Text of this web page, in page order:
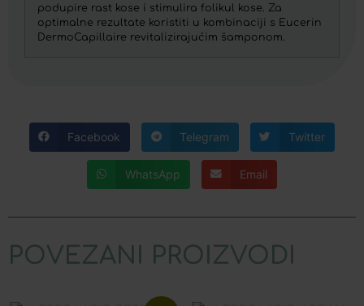
podupire rast kose i stimulira folikul kose. Za
optimalne rezultate koristiti u kombinaciji s Eucerin
DermoCapillaire revitalizirajućim šamponom.
Facebook Telegram Twitter
WhatsApp Email
POVEZANI PROIZVODI